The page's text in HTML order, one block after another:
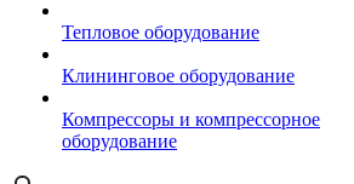
Тепловое оборудование
Клининговое оборудование
Компрессоры и компрессорное
оборудование